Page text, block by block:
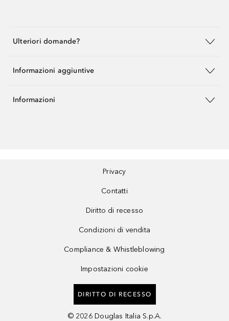
Ulteriori domande?
Informazioni aggiuntive
Informazioni
Privacy
Contatti
Diritto di recesso
Condizioni di vendita
Compliance & Whistleblowing
Impostazioni cookie
DIRITTO DI RECESSO
© 2026 Douglas Italia S.p.A.